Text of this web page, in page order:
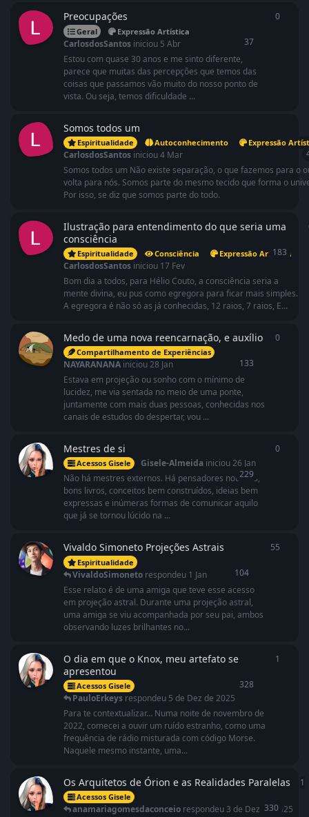
Preocupações
Geral Expressão Artística
CarlosdosSantos iniciou 5 Abr
37
Estou com quase 30 anos e me sinto diferente,
parece que muitas das percepções que temos das
coisas que passamos vão muito do nosso ponto de
vista. Ou seja, temos dificuldade ...
0
Somos todos um
Espiritualidade Autoconhecimento Expressão
CarlosdosSantos iniciou4 Mar
Somos todos um Não existe separação, o que fazemos para o
volta para nós. Somos parte do mesmo tecido que forma o
Por isso, se diz que somos parte do todo.
Ilustração para entendimento do que seria uma
consciência
Espiritualidade Consciência Expressão Artística
CarlosdosSantos iniciou 17 Fev
183
Bom dia a todos, para Hélio Couto, a consciência seria a
mente divina, eu pus como egregora para ficar mais simples.
A egregora é não só as já conhecidas, 12 raios, 7 raios, E...
Medo de uma nova reencarnação, e auxílio
Compartilhamento de Experiências
NAYARANANA iniciou28 Jan
133
Estava em projeção ou sonho com o mínimo de
lucidez, me via sentada no meio de uma ponte,
juntamente com mais duas pessoas, conhecidas nos
canais de estudos do despertar, vou ...
0
Mestres de si
Acessos Gisele Gisele-Almeida iniciou26 Jan
229
Não há mestres externos. Há pensadores notáveis,
bons livros, conceitos bem construídos, ideias bem
expressas e inúmeras formas de comunicar aquilo
que já se tornou lúcido na ...
0
Vivaldo Simoneto Projeções Astrais
Espiritualidade
VivaldoSimoneto respondeu 1 Jan
104
Esse relato é de uma amiga que teve esse acesso
em projeção astral. Durante uma projeção astral,
uma amiga se viu acompanhada por seu pai, ambos
observando luzes brilhantes no...
55
O dia em que o Knox, meu artefato se
apresentou
Acessos Gisele
PauloErkeys respondeu 5 de Dez de 2025
328
Para te contextualizar… Numa noite de novembro de
2022, comecei a ouvir um ruído estranho, como uma
frequência de rádio misturada com código Morse.
Naquele mesmo instante, uma...
1
Os Arquitetos de Órion e as Realidades Paralelas
Acessos Gisele
anamariagomesdaconceio respondeu 3 de Dez de 2025
330
1